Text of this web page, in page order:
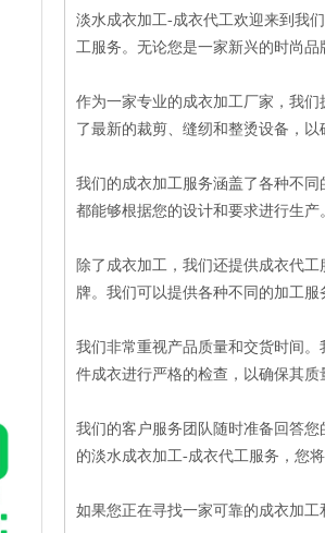
淡水成衣加工-成衣代工欢迎来到我
工服务。无论您是一家新兴的时尚
作为一家专业的成衣加工厂家，我
了最新的裁剪、缝纫和整烫设备，以
我们的成衣加工服务涵盖了各种不
都能够根据您的设计和要求进行生
除了成衣加工，我们还提供成衣代
牌。我们可以提供各种不同的加工
我们非常重视产品质量和交货时间
件成衣进行严格的检查，以确保其
我们的客户服务团队随时准备回答
的淡水成衣加工-成衣代工服务，您
如果您正在寻找一家可靠的成衣加